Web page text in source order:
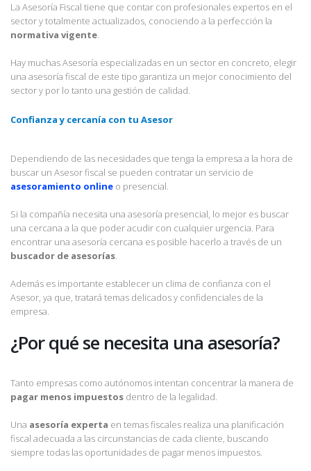
La Asesoría Fiscal tiene que contar con profesionales expertos en el
sector y totalmente actualizados, conociendo a la perfección la
normativa vigente.
Hay muchas Asesoría especializadas en un sector en concreto, elegir
una asesoría fiscal de este tipo garantiza un mejor conocimiento del
sector y por lo tanto una gestión de calidad.
Confianza y cercanía con tu Asesor
Dependiendo de las necesidades que tenga la empresa a la hora de
buscar un Asesor fiscal se pueden contratar un servicio de
asesoramiento online o presencial.
Si la compañía necesita una asesoría presencial, lo mejor es buscar
una cercana a la que poder acudir con cualquier urgencia. Para
encontrar una asesoría cercana es posible hacerlo a través de un
buscador de asesorías.
Además es importante establecer un clima de confianza con el
Asesor, ya que, tratará temas delicados y confidenciales de la
empresa.
¿Por qué se necesita una asesoría?
Tanto empresas como autónomos intentan concentrar la manera de
pagar menos impuestos dentro de la legalidad.
Una asesoría experta en temas fiscales realiza una planificación
fiscal adecuada a las circunstancias de cada cliente, buscando
siempre todas las oportunidades de pagar menos impuestos.